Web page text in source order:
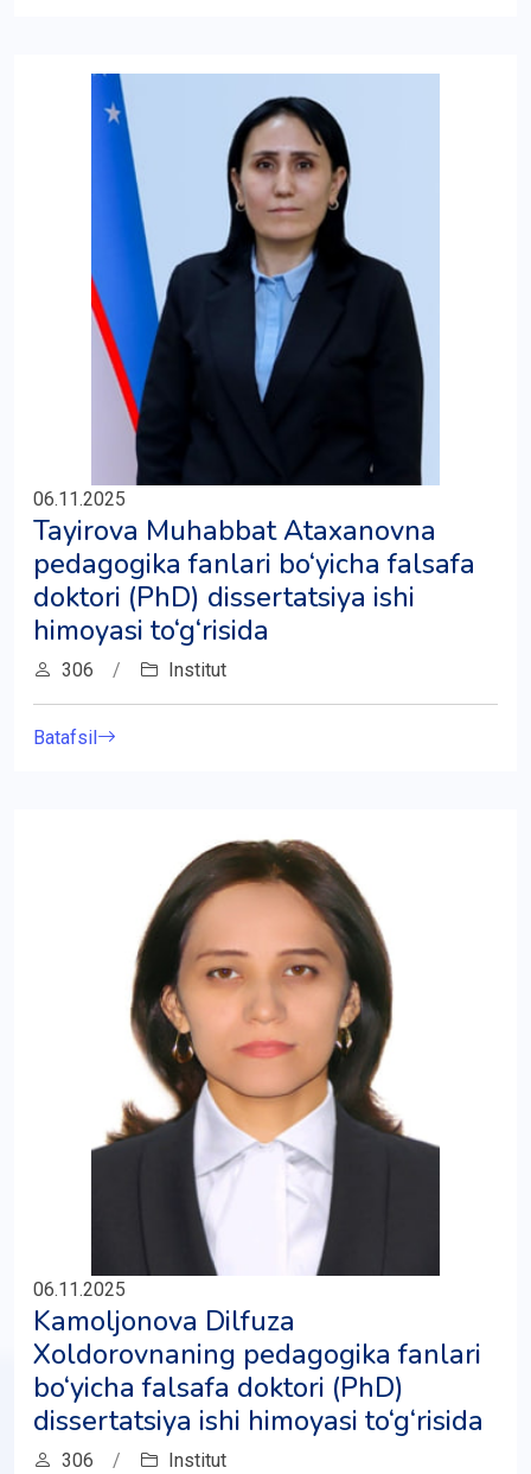
06.11.2025
Tayirova Muhabbat Ataxanovna
pedagogika fanlari bo‘yicha falsafa
doktori (PhD) dissertatsiya ishi
himoyasi to‘g‘risida
306 / Institut
Batafsil
06.11.2025
Kamoljonova Dilfuza
Xoldorovnaning pedagogika fanlari
bo‘yicha falsafa doktori (PhD)
dissertatsiya ishi himoyasi to‘g‘risida
306 / Institut